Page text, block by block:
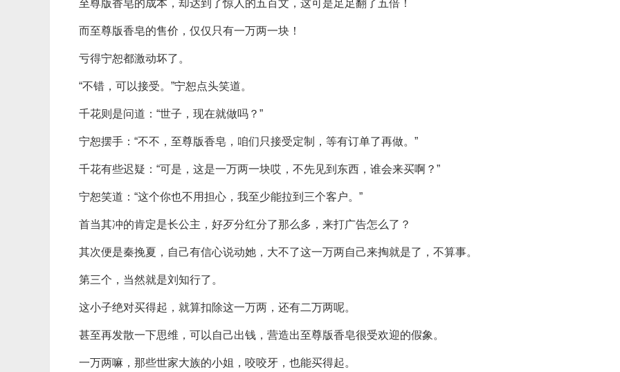
至尊版香皂的成本，却达到了惊人的五百文，这可是足足翻了五倍！
而至尊版香皂的售价，仅仅只有一万两一块！
亏得宁恕都激动坏了。
“不错，可以接受。”宁恕点头笑道。
千花则是问道：“世子，现在就做吗？”
宁恕摆手：“不不，至尊版香皂，咱们只接受定制，等有订单了再做。”
千花有些迟疑：“可是，这是一万两一块哎，不先见到东西，谁会来买啊？”
宁恕笑道：“这个你也不用担心，我至少能拉到三个客户。”
首当其冲的肯定是长公主，好歹分红分了那么多，来打广告怎么了？
其次便是秦挽夏，自己有信心说动她，大不了这一万两自己来掏就是了，不算事。
第三个，当然就是刘知行了。
这小子绝对买得起，就算扣除这一万两，还有二万两呢。
甚至再发散一下思维，可以自己出钱，营造出至尊版香皂很受欢迎的假象。
一万两嘛，那些世家大族的小姐，咬咬牙，也能买得起。